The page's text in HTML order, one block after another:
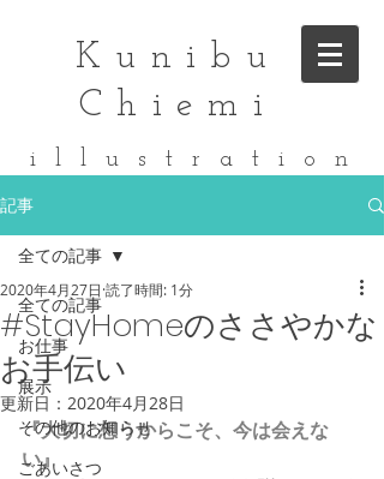
Kunibu
Chiemi
i l l u s t r a t i o n
記事
全ての記事
お仕事
展示
その他のお知らせ
ごあいさつ
全ての記事
#StayHomeのささやかな
お手伝い
2020年4月27日 読了時間: 1分
更新日： 2020年4月28日
『大切に想うからこそ、今は会えな
い』